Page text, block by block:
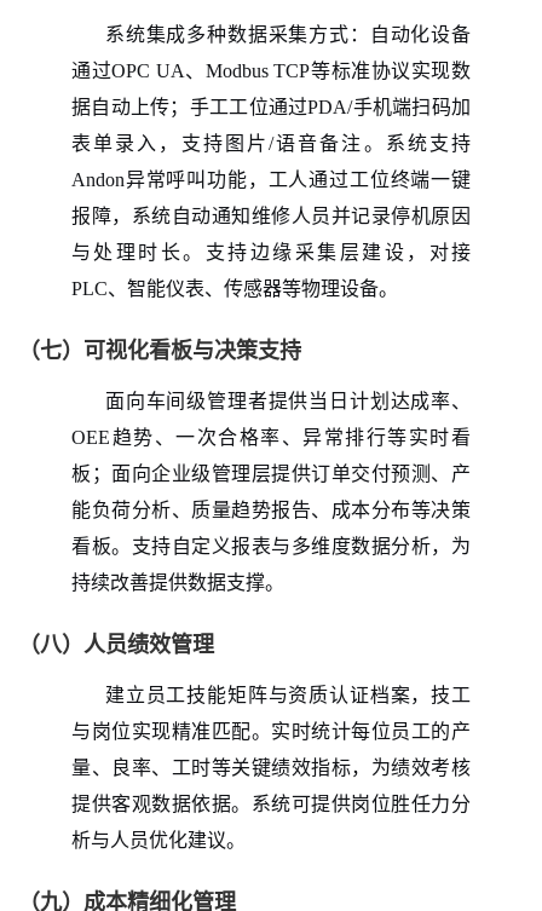
系统集成多种数据采集方式：自动化设备
通过OPC UA、Modbus TCP等标准协议实现数
据自动上传；手工工位通过PDA/手机端扫码加
表单录入，支持图片/语音备注。系统支持
Andon异常呼叫功能，工人通过工位终端一键
报障，系统自动通知维修人员并记录停机原因
与处理时长。支持边缘采集层建设，对接
PLC、智能仪表、传感器等物理设备。
（七）可视化看板与决策支持
面向车间级管理者提供当日计划达成率、
OEE趋势、一次合格率、异常排行等实时看
板；面向企业级管理层提供订单交付预测、产
能负荷分析、质量趋势报告、成本分布等决策
看板。支持自定义报表与多维度数据分析，为
持续改善提供数据支撑。
（八）人员绩效管理
建立员工技能矩阵与资质认证档案，技工
与岗位实现精准匹配。实时统计每位员工的产
量、良率、工时等关键绩效指标，为绩效考核
提供客观数据依据。系统可提供岗位胜任力分
析与人员优化建议。
（九）成本精细化管理